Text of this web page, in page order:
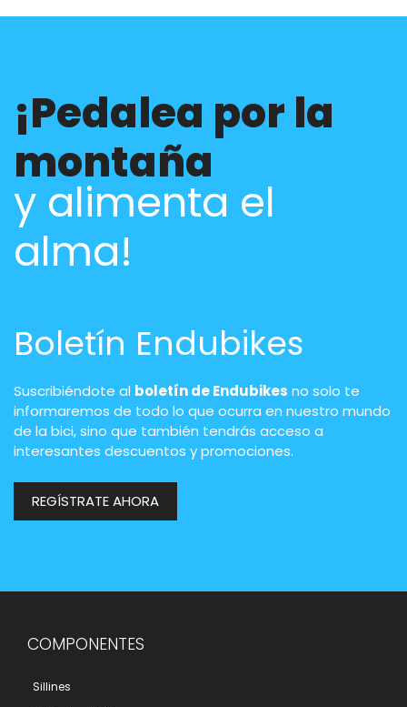
¡Pedalea por la
montaña
y alimenta el
alma!
Boletín Endubikes
Suscribiéndote al boletín de Endubikes no solo te
informaremos de todo lo que ocurra en nuestro mundo
de la bici, sino que también tendrás acceso a
interesantes descuentos y promociones.
REGÍSTRATE AHORA
COMPONENTES
Sillines